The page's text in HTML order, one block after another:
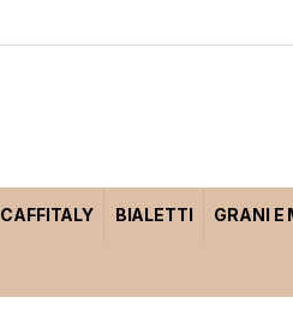
CAFFITALY BIALETTI GRANI E